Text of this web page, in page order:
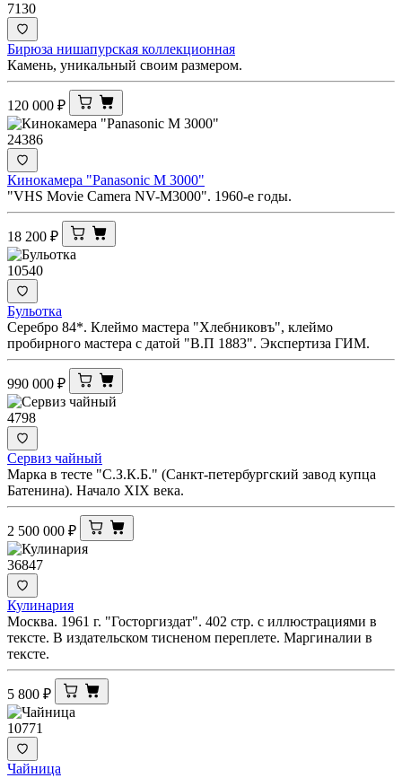
7130
Бирюза нишапурская коллекционная
Камень, уникальный своим размером.
120 000 ₽
24386
Кинокамера "Panasonic M 3000"
"VHS Movie Camera NV-M3000". 1960-е годы.
18 200 ₽
10540
Бульотка
Серебро 84*. Клеймо мастера "Хлебниковъ", клеймо
пробирного мастера с датой "В.П 1883". Экспертиза ГИМ.
990 000 ₽
4798
Сервиз чайный
Марка в тесте "С.З.К.Б." (Санкт-петербургский завод купца
Батенина). Начало XIX века.
2 500 000 ₽
36847
Кулинария
Москва. 1961 г. "Госторгиздат". 402 стр. с иллюстрациями в
тексте. В издательском тисненом переплете. Маргиналии в
тексте.
5 800 ₽
10771
Чайница